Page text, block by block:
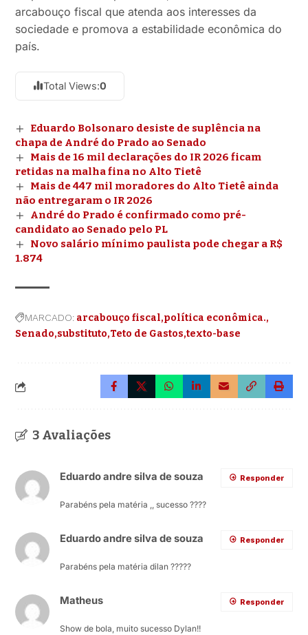
arcabouço fiscal que atenda aos interesses da
sociedade e promova a estabilidade econômica do
país.
Total Views:0
Eduardo Bolsonaro desiste de suplência na
chapa de André do Prado ao Senado
Mais de 16 mil declarações do IR 2026 ficam
retidas na malha fina no Alto Tietê
Mais de 447 mil moradores do Alto Tietê ainda
não entregaram o IR 2026
André do Prado é confirmado como pré-
candidato ao Senado pelo PL
Novo salário mínimo paulista pode chegar a R$
1.874
MARCADO: arcabouço fiscal política econômica.
Senado substituto Teto de Gastos texto-base
3 Avaliações
Eduardo andre silva de souza
Parabéns pela matéria ,, sucesso ????
Responder
Eduardo andre silva de souza
Parabéns pela matéria dilan ?????
Responder
Matheus
Show de bola, muito sucesso Dylan!!
Responder